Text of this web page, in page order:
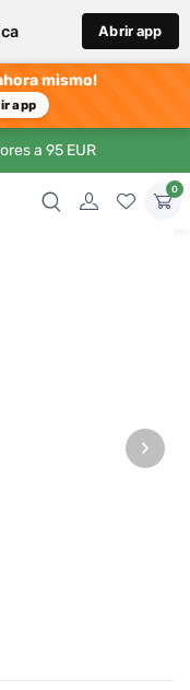
Abrir app
mismo!
app
a 95 EUR
0
›